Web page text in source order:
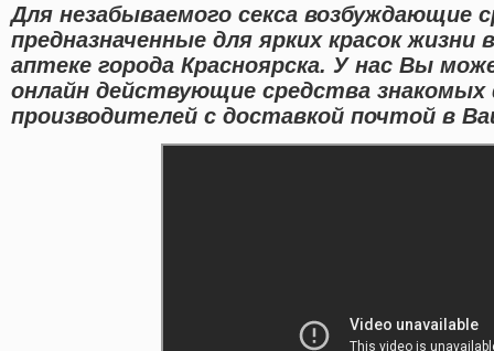
Для незабываемого секса возбуждающие
предназначенные для ярких красок
аптеке города Красноярска. У нас Вы
онлайн действующие средства
производителей с доставкой почтой в